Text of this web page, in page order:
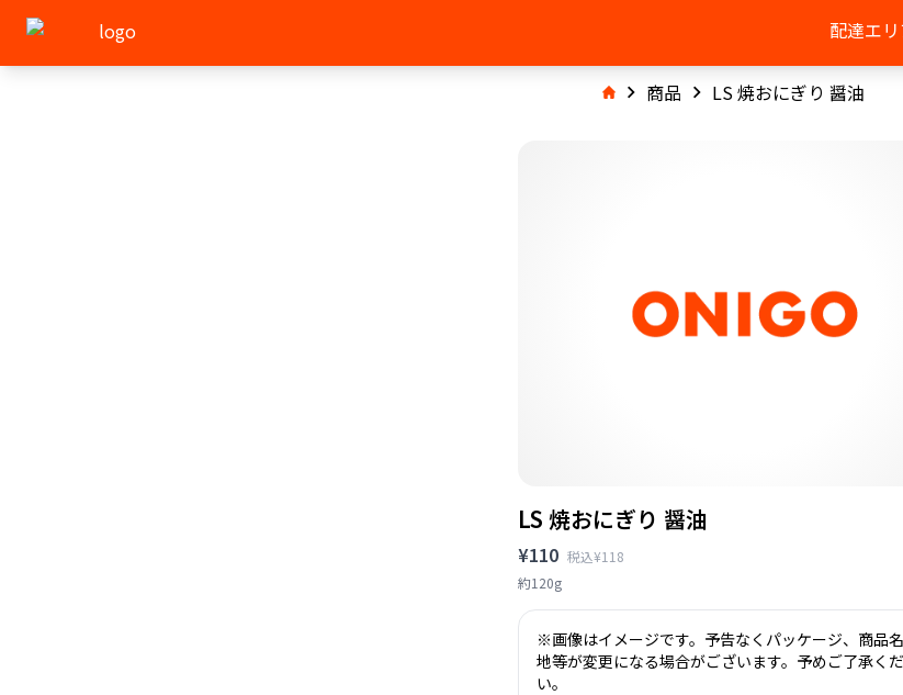
配達エ
商品 LS 焼おにぎり 醤油
LS 焼おにぎり 醤油
¥110 税込¥118
約120g
※画像はイメージです。予告なくパッケージ、商品
地等が変更になる場合がございます。予めご了承く
い。